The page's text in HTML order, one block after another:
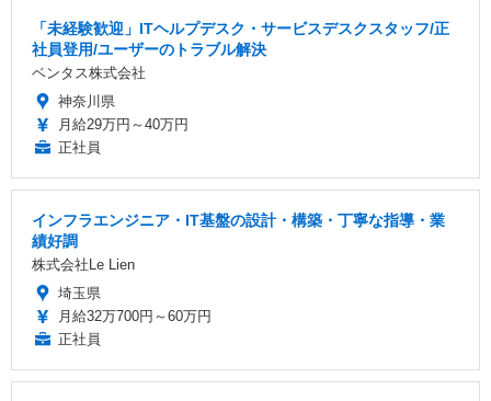
「未経験歓迎」ITヘルプデスク・サービスデスクスタッフ/正
社員登用/ユーザーのトラブル解決
ベンタス株式会社
神奈川県
月給29万円～40万円
正社員
インフラエンジニア・IT基盤の設計・構築・丁寧な指導・業
績好調
株式会社Le Lien
埼玉県
月給32万700円～60万円
正社員